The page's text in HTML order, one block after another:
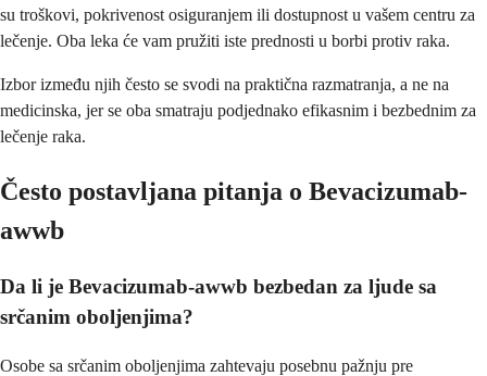
su troškovi, pokrivenost osiguranjem ili dostupnost u vašem centru za
lečenje. Oba leka će vam pružiti iste prednosti u borbi protiv raka.
Izbor između njih često se svodi na praktična razmatranja, a ne na
medicinska, jer se oba smatraju podjednako efikasnim i bezbednim za
lečenje raka.
Često postavljana pitanja o Bevacizumab-
awwb
Da li je Bevacizumab-awwb bezbedan za ljude sa
srčanim oboljenjima?
Osobe sa srčanim oboljenjima zahtevaju posebnu pažnju pre